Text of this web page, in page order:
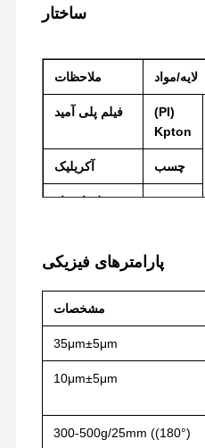
ساختار
لایه/مواد ملاحظات
(
PI)
Kpton
فیلم پلی آمید
چسب آکریلیک
PET فیلم انتشار
پارامترهای فیزیکی
مشخصات
35μm±5μm
10μm±5μm
300-500g/25mm ((180°)